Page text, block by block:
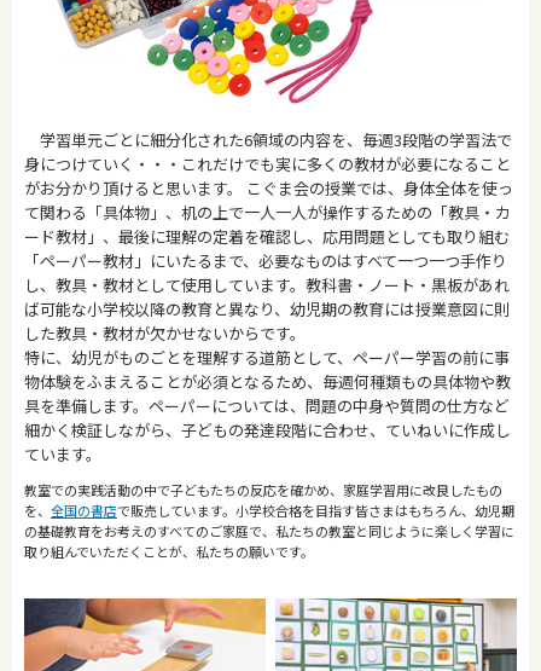
学習単元ごとに細分化された6領域の内容を、毎週3段階の学習法で
身につけていく・・・これだけでも実に多くの教材が必要になること
がお分かり頂けると思います。 こぐま会の授業では、身体全体を使っ
て関わる「具体物」、机の上で一人一人が操作するための「教具・カ
ード教材」、最後に理解の定着を確認し、応用問題としても取り組む
「ペーパー教材」にいたるまで、必要なものはすべて一つ一つ手作り
し、教具・教材として使用しています。教科書・ノート・黒板があれ
ば可能な小学校以降の教育と異なり、幼児期の教育には授業意図に則
した教具・教材が欠かせないからです。
特に、幼児がものごとを理解する道筋として、ペーパー学習の前に事
物体験をふまえることが必須となるため、毎週何種類もの具体物や教
具を準備します。ペーパーについては、問題の中身や質問の仕方など
細かく検証しながら、子どもの発達段階に合わせ、ていねいに作成し
ています。
教室での実践活動の中で子どもたちの反応を確かめ、家庭学習用に改良したもの
を、 全国の書店で販売しています。小学校合格を目指す皆さまはもちろん、幼児期
の基礎教育をお考えのすべてのご家庭で、私たちの教室と同じように楽しく学習に
取り組んでいただくことが、私たちの願いです。